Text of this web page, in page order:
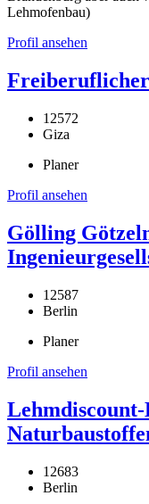
Lehmofenbau)
Profil ansehen
12572
Giza
Planer
Profil ansehen
Gölling
12587
Berlin
Planer
Profil ansehen
12683
Berlin